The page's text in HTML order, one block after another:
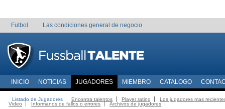
Futbol Las condiciones general de negocio
INICIO NOTICIAS JUGADORES MIEMBRO CATALOGO
Listado de Jugadores Encontra talentos Player rating
Los jugadores mas
Video
Informanos de fallos o errores Archivos de jugadores